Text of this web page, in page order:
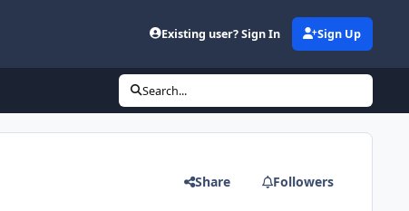
Existing user? Sign In Sign Up
Search...
Share Followers